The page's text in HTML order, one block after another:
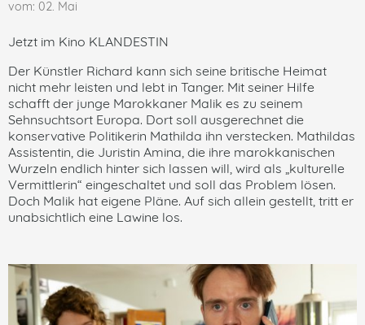
vom: 02. Mai
Jetzt im Kino KLANDESTIN
Der Künstler Richard kann sich seine britische Heimat
nicht mehr leisten und lebt in Tanger. Mit seiner Hilfe
schafft der junge Marokkaner Malik es zu seinem
Sehnsuchtsort Europa. Dort soll ausgerechnet die
konservative Politikerin Mathilda ihn verstecken. Mathildas
Assistentin, die Juristin Amina, die ihre marokkanischen
Wurzeln endlich hinter sich lassen will, wird als „kulturelle
Vermittlerin“ eingeschaltet und soll das Problem lösen.
Doch Malik hat eigene Pläne. Auf sich allein gestellt, tritt er
unabsichtlich eine Lawine los.